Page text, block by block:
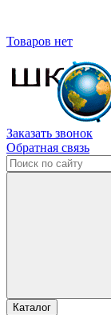
Товаров нет
Заказать звонок
Обратная связь
Каталог